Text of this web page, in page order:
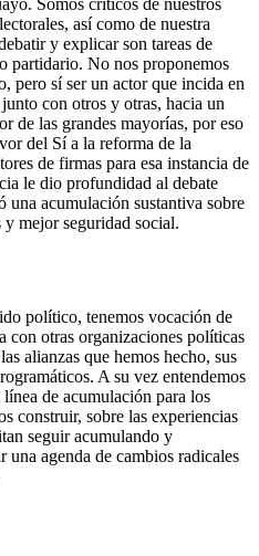
Somos críticos de nuestros
así como de nuestra
y explicar son tareas de
partidario. No nos proponemos
pero sí ser un actor que incida en
con otros y otras, hacia un
de las grandes mayorías, por eso
del Sí a la reforma de la
de firmas para esa instancia de
le dio profundidad al debate
acumulación sustantiva sobre
mejor seguridad social.
político, tenemos vocación de
con otras organizaciones políticas
alianzas que hemos hecho, sus
A su vez entendemos
de acumulación para los
construir, sobre las experiencias
seguir acumulando y
una agenda de cambios radicales